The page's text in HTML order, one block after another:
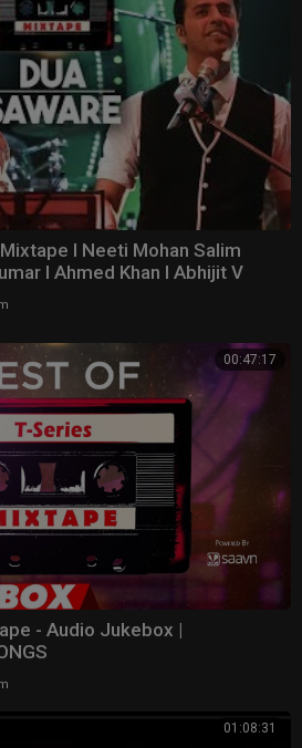
l Neeti Mohan Salim
l Ahmed Khan l Abhijit V
00:47:17
- Audio Jukebox |
01:08:31